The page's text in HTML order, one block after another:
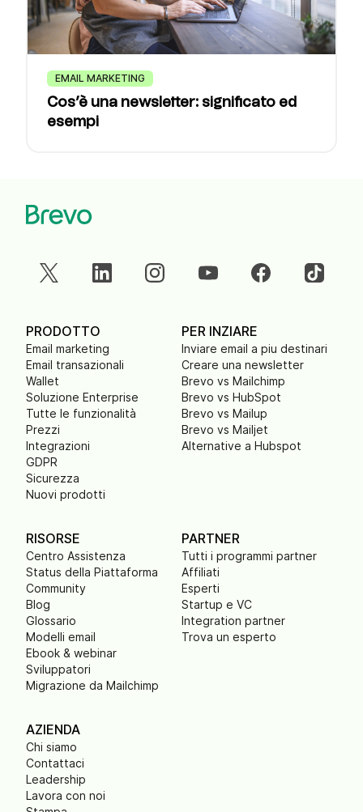
EMAIL MARKETING
Cos’è una newsletter: significato ed
esempi
PRODOTTO
Email marketing
Email transazionali
Wallet
Soluzione Enterprise
Tutte le funzionalità
Prezzi
Integrazioni
GDPR
Sicurezza
Nuovi prodotti
PER INZIARE
Inviare email a piu destinari
Creare una newsletter
Brevo vs Mailchimp
Brevo vs HubSpot
Brevo vs Mailup
Brevo vs Mailjet
Alternative a Hubspot
RISORSE
Centro Assistenza
Status della Piattaforma
Community
Blog
Glossario
Modelli email
Ebook & webinar
Sviluppatori
Migrazione da Mailchimp
PARTNER
Tutti i programmi partner
Affiliati
Esperti
Startup e VC
Integration partner
Trova un esperto
AZIENDA
Chi siamo
Contattaci
Leadership
Lavora con noi